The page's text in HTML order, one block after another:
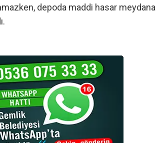
depoda maddi hasar meydana